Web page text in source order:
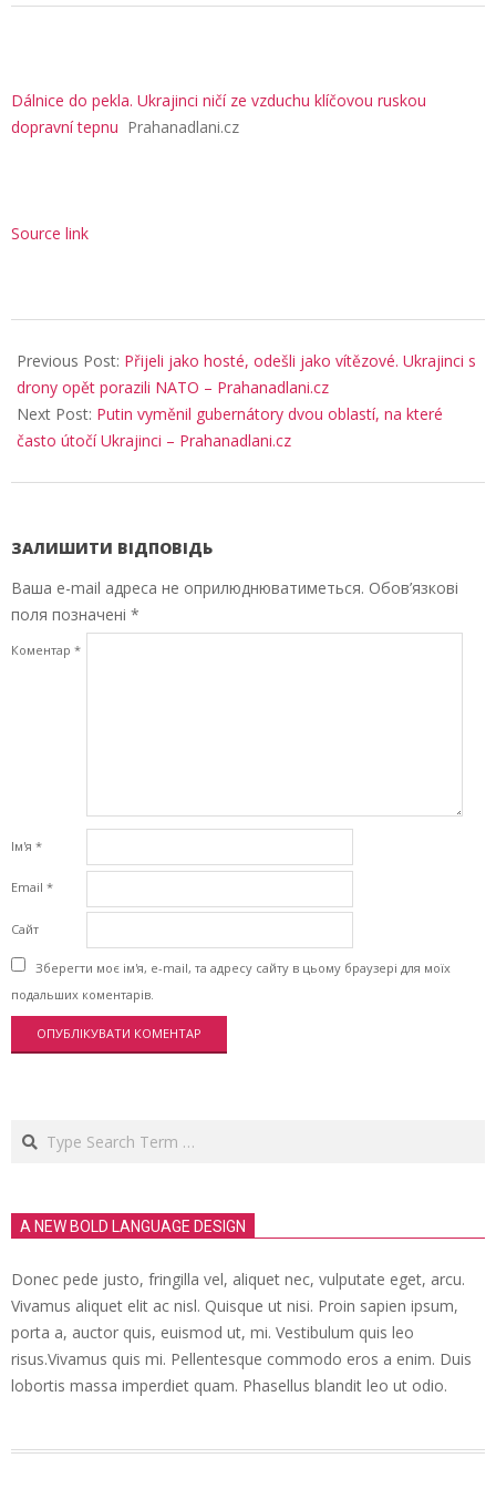
Dálnice do pekla. Ukrajinci ničí ze vzduchu klíčovou ruskou
dopravní tepnu Prahanadlani.cz
Source link
05-
13
Previous Post: Přijeli jako hosté, odešli jako vítězové. Ukrajinci s
drony opět porazili NATO – Prahanadlani.cz
Next Post: Putin vyměnil gubernátory dvou oblastí, na které
často útočí Ukrajinci – Prahanadlani.cz
ЗАЛИШИТИ ВІДПОВІДЬ
Ваша e-mail адреса не оприлюднюватиметься. Обов’язкові
поля позначені *
Коментар *
Ім'я *
Email *
Сайт
Зберегти моє ім'я, e-mail, та адресу сайту в цьому браузері для моїх
подальших коментарів.
Search
A NEW BOLD LANGUAGE DESIGN
Donec pede justo, fringilla vel, aliquet nec, vulputate eget, arcu.
Vivamus aliquet elit ac nisl. Quisque ut nisi. Proin sapien ipsum,
porta a, auctor quis, euismod ut, mi. Vestibulum quis leo
risus.Vivamus quis mi. Pellentesque commodo eros a enim. Duis
lobortis massa imperdiet quam. Phasellus blandit leo ut odio.